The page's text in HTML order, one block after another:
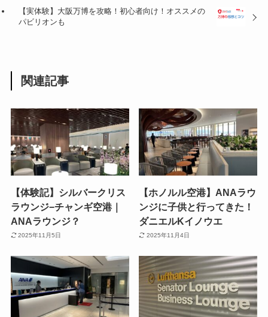
【実体験】大阪万博を攻略！初心者向け！オススメの
パビリオンも
関連記事
【体験記】シルバークリス
ラウンジ−チャンギ空港｜
ANAラウンジ？
2025年11月5日
【ホノルル空港】ANAラウ
ンジに子供と行ってきた！
ダニエルKイノウエ
2025年11月4日